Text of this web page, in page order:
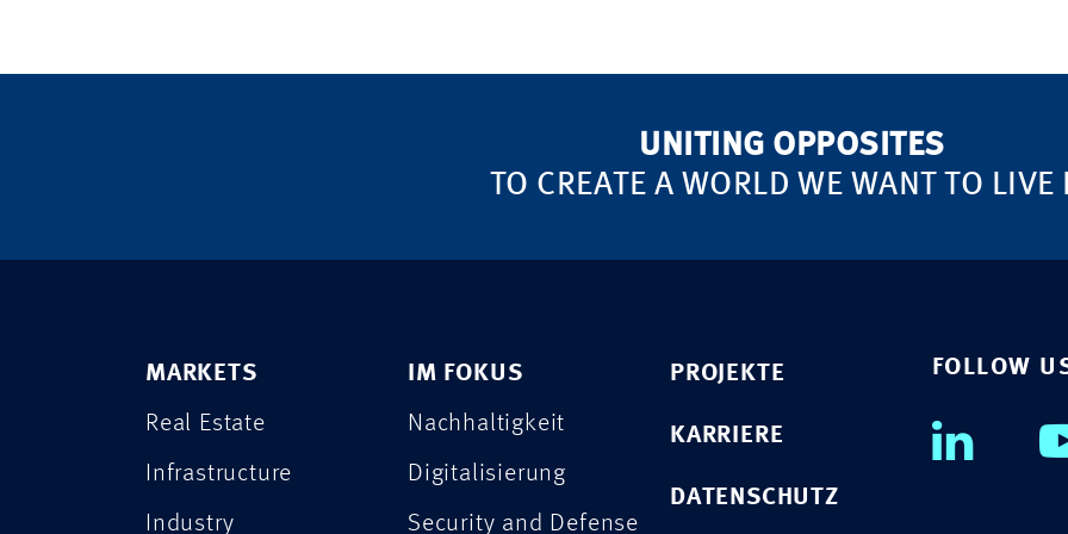
UNITING OPPOSITES
TO CREATE A WORLD WE WANT TO LIVE
MARKETS
Real Estate
Infrastructure
Industry
IM FOKUS
Nachhaltigkeit
Digitalisierung
Security and Defense
PROJEKTE
KARRIERE
DATENSCHUTZ
FOLLOW